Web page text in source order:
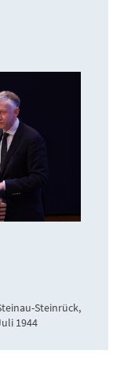
Steinrück,
1944